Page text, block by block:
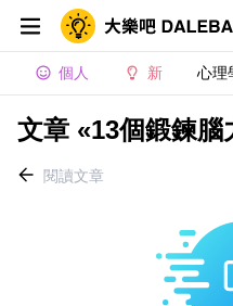
個人 新 心理
文章 «13個鍛鍊
閱讀文章